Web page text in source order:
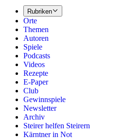
Rubriken
Orte
Themen
Autoren
Spiele
Podcasts
Videos
Rezepte
E-Paper
Club
Gewinnspiele
Newsletter
Archiv
Steirer helfen Steirern
Kärntner in Not